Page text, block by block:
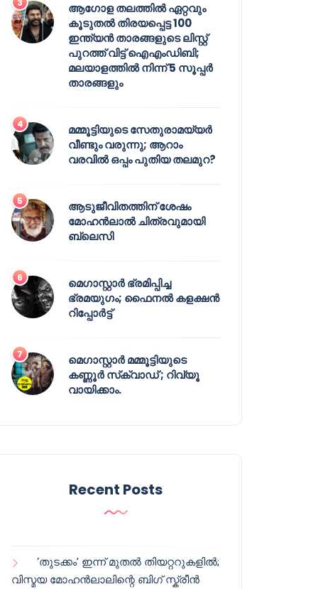
ആഗോള തലത്തിൽ ഏറ്റവും
കൂടുതൽ തിരയപ്പെട്ട 100
ഇന്ത്യൻ താരങ്ങളുടെ ലിസ്റ്റ്
പുറത്ത് വിട്ട് ഐഎംഡിബി;
മലയാളത്തിൽ നിന്ന് 5 സൂപ്പർ
താരങ്ങളും
മമ്മൂട്ടിയുടെ സേതുരാമയ്യർ
വീണ്ടും വരുന്നു; ആറാം
വരവിൽ ഒപ്പം പുതിയ തലമുറ?
ആടുജീവിതത്തിന് ശേഷം
മോഹൻലാൽ ചിത്രവുമായി
ബ്ലെസി
മെഗാസ്റ്റാർ ഭ്രമിപ്പിച്ച
ഭ്രമയുഗം; ഫൈനൽ കളക്ഷൻ
റിപ്പോർട്ട്
മെഗാസ്റ്റാർ മമ്മൂട്ടിയുടെ
കണ്ണൂർ സ്‌ക്വാഡ് ; റിവ്യൂ
വായിക്കാം.
Recent Posts
‘തുടക്കം’ ഇന്ന് മുതൽ തിയറ്ററുകളിൽ;
വിസ്മയ മോഹൻലാലിന്റെ ബിഗ് സ്ക്രീൻ